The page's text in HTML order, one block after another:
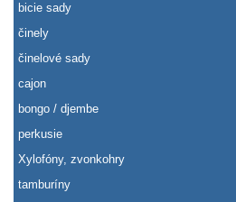
bicie sady
činely
činelové sady
cajon
bongo / djembe
perkusie
Xylofóny, zvonkohry
tamburíny